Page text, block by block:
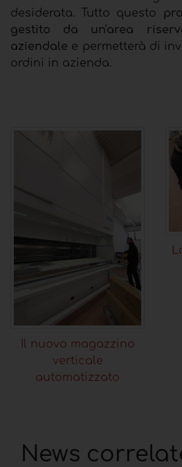
desiderata. Tutto questo
gestito da un'area
aziendale e permetterà di
ordini in azienda.
Il nuovo magazzino
verticale
automatizzato
News